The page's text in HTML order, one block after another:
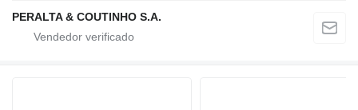
PERALTA & COUTINHO S.A.